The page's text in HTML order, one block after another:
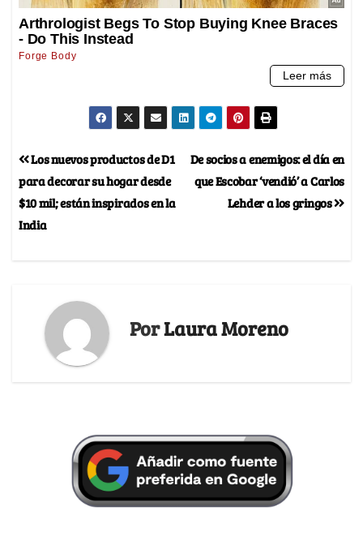
De socios a enemigos: el día en
que Escobar ‘vendió’ a Carlos
Lehder a los gringos
Los nuevos productos de D1
para decorar su hogar desde
$10 mil; están inspirados en la
India
PorLaura Moreno